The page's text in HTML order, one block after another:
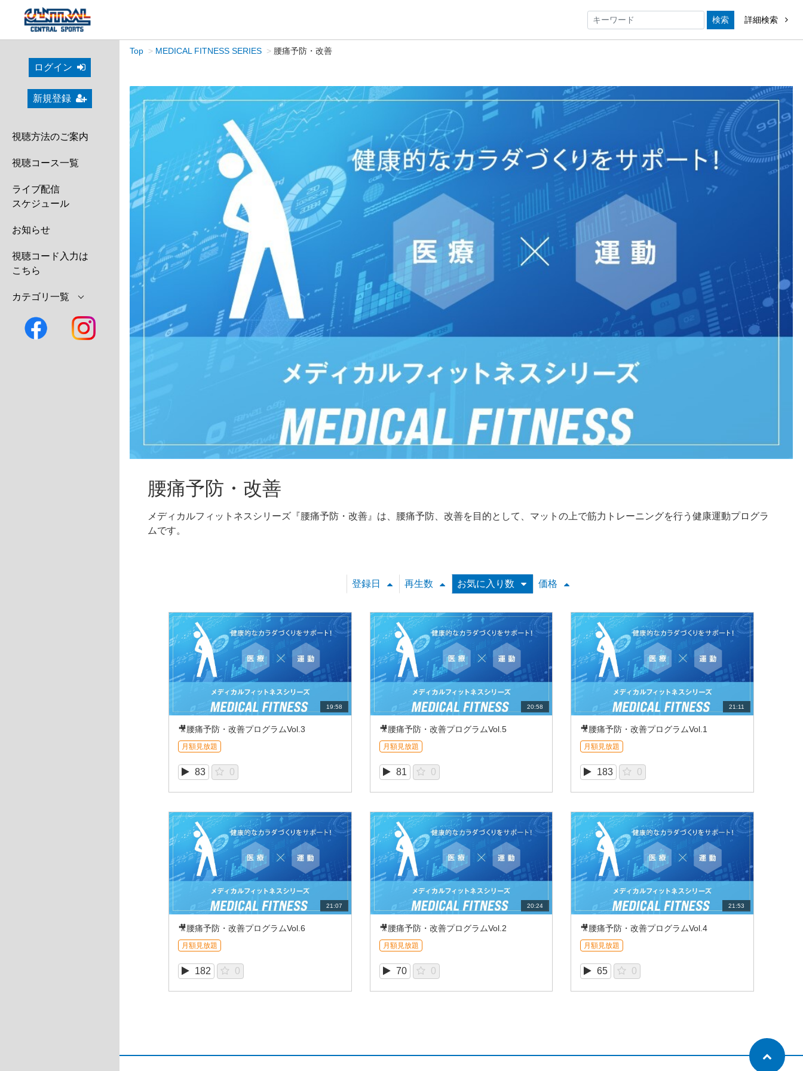
検索 詳細検索
ログイン
新規登録
視聴方法のご案内
視聴コース一覧
ライブ配信
スケジュール
お知らせ
視聴コード入力は
こちら
カテゴリ一覧
Top MEDICAL FITNESS SERIES 腰痛予防・改善
腰痛予防・改善
メディカルフィットネスシリーズ『腰痛予防・改善』は、腰痛予防、改善を目的として、マットの上で筋力トレーニングを行う健康運動プログラ
ムです。
登録日 再生数 お気に入り数 価格
19:58
🎥腰痛予防・改善プログラムVol.3
月額見放題
83 0
20:58
🎥腰痛予防・改善プログラムVol.5
月額見放題
81 0
21:11
🎥腰痛予防・改善プログラムVol.1
月額見放題
183 0
21:07
🎥腰痛予防・改善プログラムVol.6
月額見放題
182 0
20:24
🎥腰痛予防・改善プログラムVol.2
月額見放題
70 0
21:53
🎥腰痛予防・改善プログラムVol.4
月額見放題
65 0